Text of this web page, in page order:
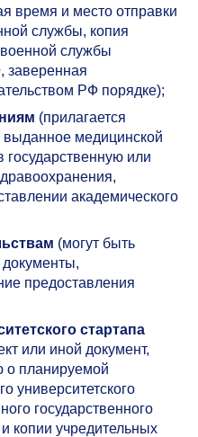
время и место отправки
службы, копия
службы
РФ порядке);
(прилагается
выданное медицинской
или
академического
(могут быть
предоставления
стартапа
или иной документ,
планируемой
университетского
государственного
копии учредительных